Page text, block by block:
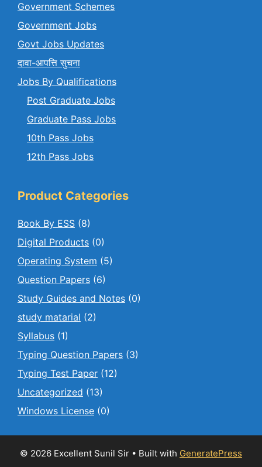
Government Schemes
Government Jobs
Govt Jobs Updates
दावा-आपत्ति सुचना
Jobs By Qualifications
Post Graduate Jobs
Graduate Pass Jobs
10th Pass Jobs
12th Pass Jobs
Product Categories
Book By ESS (8)
Digital Products (0)
Operating System (5)
Question Papers (6)
Study Guides and Notes (0)
study matarial (2)
Syllabus (1)
Typing Question Papers (3)
Typing Test Paper (12)
Uncategorized (13)
Windows License (0)
© 2026 Excellent Sunil Sir • Built with GeneratePress